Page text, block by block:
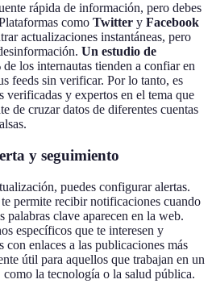
rápida de información, pero debes
como Twitter y Facebook
actualizaciones instantáneas, pero
Un estudio de
los internautas tienden a confiar en
feeds sin verificar. Por lo tanto, es
verificadas y expertos en el tema que
de cruzar datos de diferentes cuentas
y seguimiento
puedes configurar alertas.
te permite recibir notificaciones cuando
palabras clave aparecen en la web.
específicos que te interesen y
con enlaces a las publicaciones más
útil para aquellos que trabajan en un
la tecnología o la salud pública.